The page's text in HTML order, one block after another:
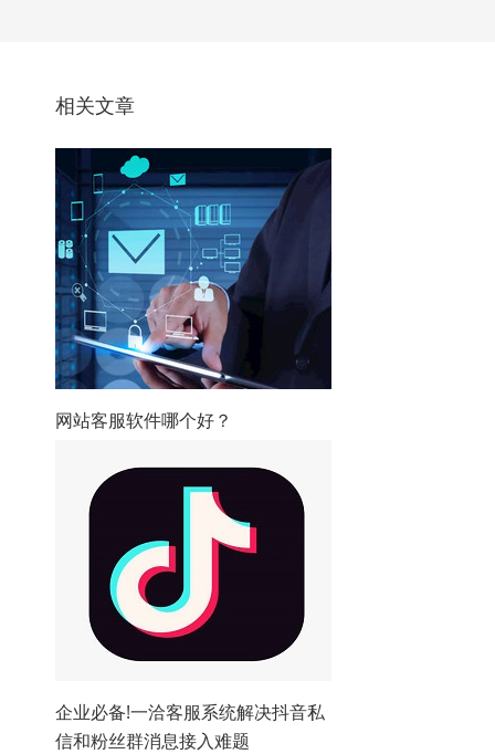
相关文章
网站客服软件哪个好？
企业必备!一洽客服系统解决抖音私
信和粉丝群消息接入难题